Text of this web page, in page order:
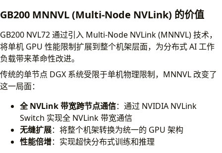
GB200 MNNVL (Multi-Node NVLink) 的价值
GB200 NVL72 通过引入 Multi-Node NVLink (MNNVL) 技术，
将单机 GPU 性能限制扩展到整个机架层面，为分布式 AI 工作
负载带来革命性改进。
传统的单节点 DGX 系统受限于单机物理限制，MNNVL 改变了
这一局面：
全 NVLink 带宽跨节点通信：通过 NVIDIA NVLink
Switch 实现全 NVLink 带宽通信
无缝扩展：将整个机架转换为统一的 GPU 架构
性能倍增：实现超快分布式训练和推理